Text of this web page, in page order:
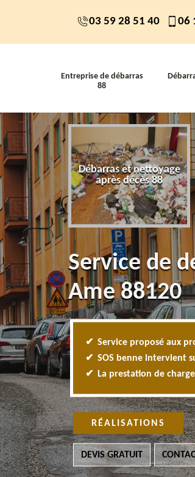
03 59 28 51 40 06
Entreprise de débarras
88
débarras
Débarras et nettoyage
après décès 88
Service de
Ame 88120
Service proposé aux
SOS benne intervient
La prestation de
RÉALISATIONS
DEVIS GRATUIT